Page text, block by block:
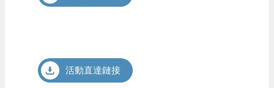
活動直達鏈接